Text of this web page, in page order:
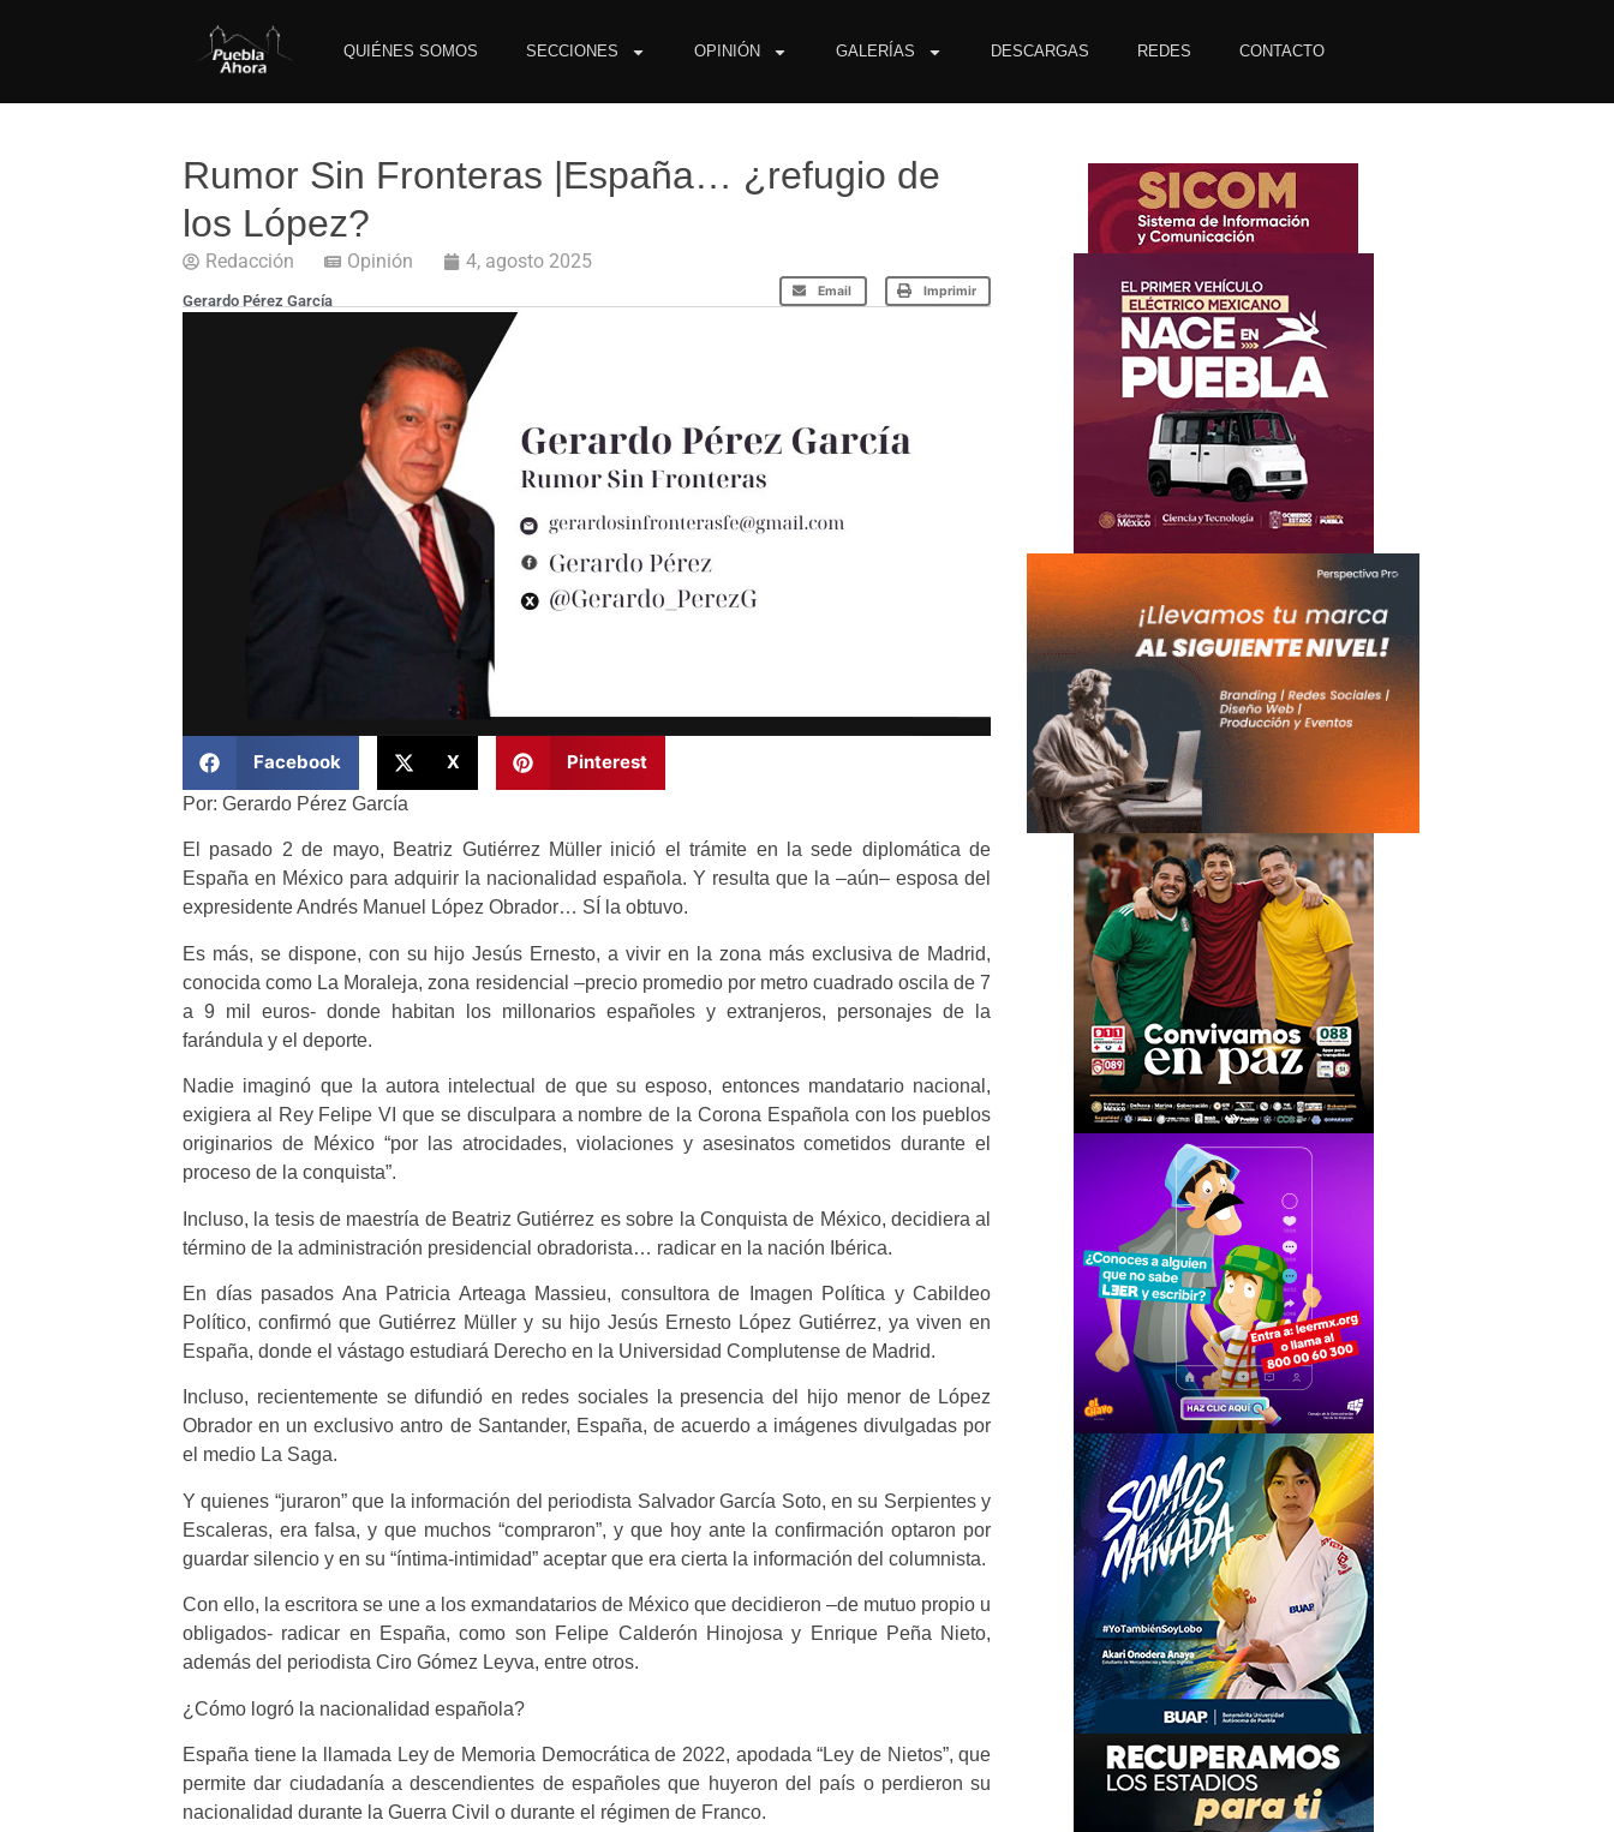
QUIÉNES SOMOS SECCIONES OPINIÓN GALERÍAS DESCARGAS REDES CONTACTO
Rumor Sin Fronteras |España… ¿refugio de
los López?
Redacción Opinión 4, agosto 2025
Email Imprimir
Gerardo Pérez García
Facebook X Pinterest
Por: Gerardo Pérez García
El pasado 2 de mayo, Beatriz Gutiérrez Müller inició el trámite en la sede diplomática de
España en México para adquirir la nacionalidad española. Y resulta que la –aún– esposa del
expresidente Andrés Manuel López Obrador… SÍ la obtuvo.
Es más, se dispone, con su hijo Jesús Ernesto, a vivir en la zona más exclusiva de Madrid,
conocida como La Moraleja, zona residencial –precio promedio por metro cuadrado oscila de 7
a 9 mil euros- donde habitan los millonarios españoles y extranjeros, personajes de la
farándula y el deporte.
Nadie imaginó que la autora intelectual de que su esposo, entonces mandatario nacional,
exigiera al Rey Felipe VI que se disculpara a nombre de la Corona Española con los pueblos
originarios de México “por las atrocidades, violaciones y asesinatos cometidos durante el
proceso de la conquista”.
Incluso, la tesis de maestría de Beatriz Gutiérrez es sobre la Conquista de México, decidiera al
término de la administración presidencial obradorista… radicar en la nación Ibérica.
En días pasados Ana Patricia Arteaga Massieu, consultora de Imagen Política y Cabildeo
Político, confirmó que Gutiérrez Müller y su hijo Jesús Ernesto López Gutiérrez, ya viven en
España, donde el vástago estudiará Derecho en la Universidad Complutense de Madrid.
Incluso, recientemente se difundió en redes sociales la presencia del hijo menor de López
Obrador en un exclusivo antro de Santander, España, de acuerdo a imágenes divulgadas por
el medio La Saga.
Y quienes “juraron” que la información del periodista Salvador García Soto, en su Serpientes y
Escaleras, era falsa, y que muchos “compraron”, y que hoy ante la confirmación optaron por
guardar silencio y en su “íntima-intimidad” aceptar que era cierta la información del columnista.
Con ello, la escritora se une a los exmandatarios de México que decidieron –de mutuo propio u
obligados- radicar en España, como son Felipe Calderón Hinojosa y Enrique Peña Nieto,
además del periodista Ciro Gómez Leyva, entre otros.
¿Cómo logró la nacionalidad española?
España tiene la llamada Ley de Memoria Democrática de 2022, apodada “Ley de Nietos”, que
permite dar ciudadanía a descendientes de españoles que huyeron del país o perdieron su
nacionalidad durante la Guerra Civil o durante el régimen de Franco.